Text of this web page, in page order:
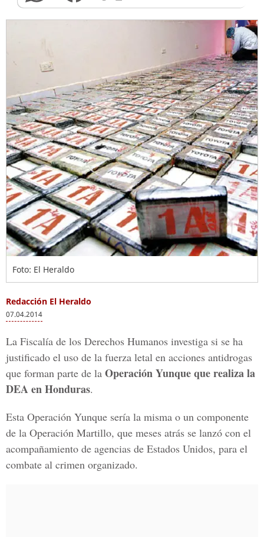
Foto: El Heraldo
Redacción El Heraldo
07.04.2014
La Fiscalía de los Derechos Humanos investiga si se ha
justificado el uso de la fuerza letal en acciones antidrogas
que forman parte de la Operación Yunque que realiza la
DEA en Honduras.
Esta Operación Yunque sería la misma o un componente
de la Operación Martillo, que meses atrás se lanzó con el
acompañamiento de agencias de Estados Unidos, para el
combate al crimen organizado.